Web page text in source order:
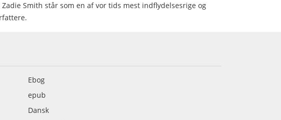
Smith står som en af vor tids mest indflydelsesrige og
Ebog
epub
Dansk